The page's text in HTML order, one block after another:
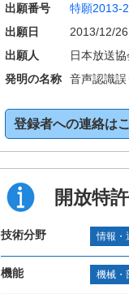
出願番号 特願2013-
出願日
2013/12/26
出願人
日本放送協
発明の名称
音声認識
登録者への連絡は
開放特
技術分野 情報・
機能 機械・